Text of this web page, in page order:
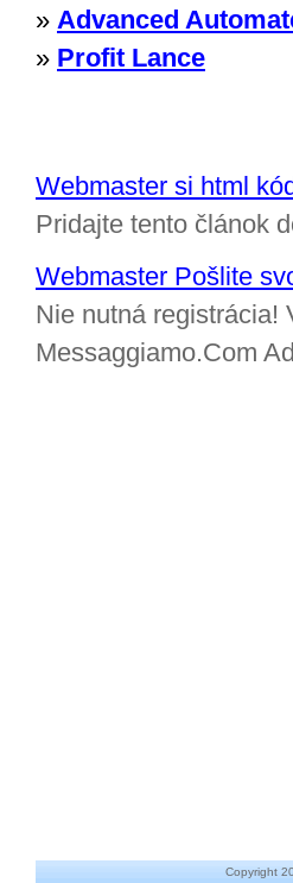
» Advanced
» Profit Lance
Webmaster si html
Pridajte tento článok
Webmaster Pošlite
Nie nutná registrácia!
Messaggiamo.Com
Copyright